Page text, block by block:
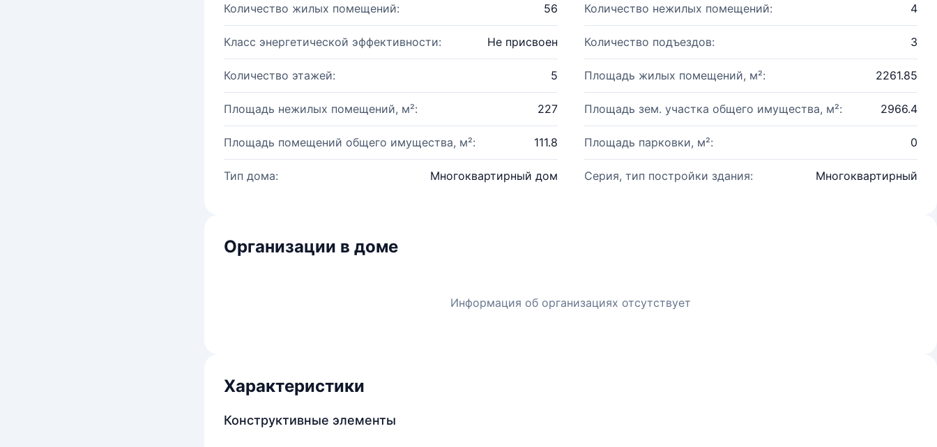
Количество жилых помещений: 56 Количество нежилых помещений: 4
Класс энергетической эффективности: Не присвоен Количество подъездов: 3
Количество этажей: 5 Площадь жилых помещений, м²: 2261.85
Площадь нежилых помещений, м²: 227 Площадь зем. участка общего имущества, м²: 2966.4
Площадь помещений общего имущества, м²: 111.8 Площадь парковки, м²: 0
Тип дома: Многоквартирный дом Серия, тип постройки здания: Многоквартирный
Организации в доме
Информация об организациях отсутствует
Характеристики
Конструктивные элементы